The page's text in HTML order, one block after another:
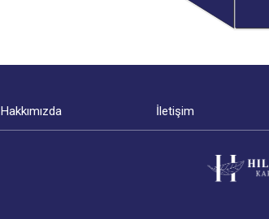
Hakkımızda İletişim